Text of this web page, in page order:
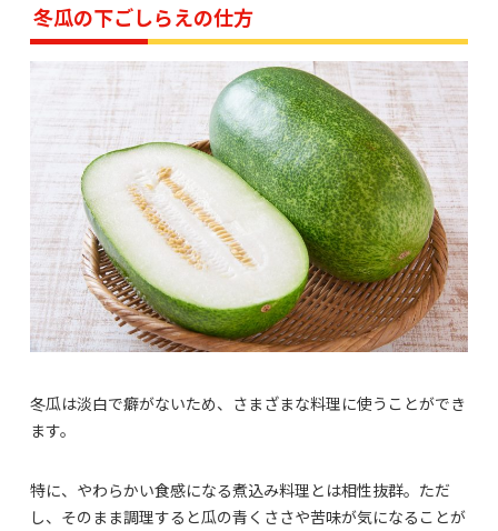
冬瓜の下ごしらえの仕方
冬瓜は淡白で癖がないため、さまざまな料理に使うことができ
ます。
特に、やわらかい食感になる煮込み料理とは相性抜群。ただ
し、そのまま調理すると瓜の青くささや苦味が気になることが